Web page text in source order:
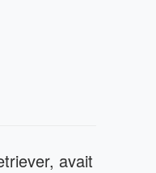
avait